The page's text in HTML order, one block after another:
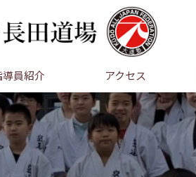
導員紹介 アクセス